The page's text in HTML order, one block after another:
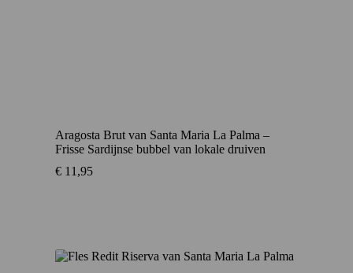
Aragosta Brut van Santa Maria La Palma –
Frisse Sardijnse bubbel van lokale druiven
€ 11,95